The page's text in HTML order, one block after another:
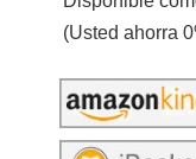
(Usted ahorra